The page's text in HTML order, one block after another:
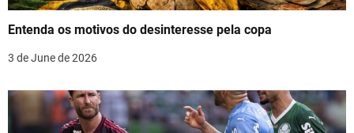
t
n
Entenda os motivos do desinteresse pela copa
3 de June de 2026